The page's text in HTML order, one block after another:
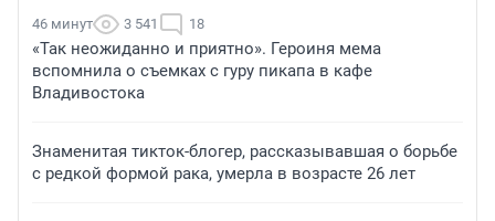
46 минут 3 541 18
«Так неожиданно и приятно». Героиня мема
вспомнила о съемках с гуру пикапа в кафе
Владивостока
Знаменитая тикток-блогер, рассказывавшая о борьбе
с редкой формой рака, умерла в возрасте 26 лет